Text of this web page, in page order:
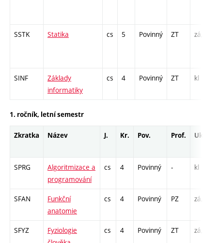
SSTK Statika cs 5 Povinný ZT zá,zk
SINF
Základy
informatiky
cs 4 Povinný ZT kl
1. ročník, letní semestr
Zkratka Název J. Kr. Pov. Prof. Uk.
SPRG
Algoritmizace a
programování
cs 4 Povinný - kl
SFAN
Funkční
anatomie
cs 4 Povinný PZ zá,zk
SFYZ
Fyziologie
cs 4 Povinný ZT zá,zk